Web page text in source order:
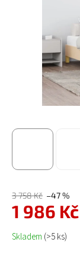
3 758 Kč –47 %
1 986 Kč
Měrná cena:
Skladem (>5 ks)